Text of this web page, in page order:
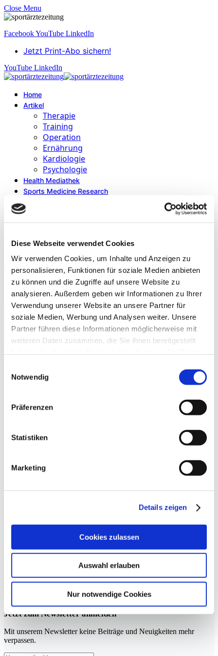
Diese Webseite verwendet Cookies
Wir verwenden Cookies, um Inhalte und Anzeigen zu
personalisieren, Funktionen für soziale Medien anbieten
zu können und die Zugriffe auf unsere Website zu
analysieren. Außerdem geben wir Informationen zu Ihrer
Verwendung unserer Website an unsere Partner für
soziale Medien, Werbung und Analysen weiter. Unsere
Partner führen diese Informationen möglicherweise mit
weiteren Daten zusammen, die Sie ihnen bereitgestellt
Notwendig
Präferenzen
Statistiken
Marketing
Details zeigen
Cookies zulassen
Auswahl erlauben
Nur notwendige Cookies
Close Menu
FacebookYouTube LinkedIn
Jetzt Print-Abo sichern!
YouTube LinkedIn
Home
Artikel
Therapie
Training
Operation
Ernährung
Kardiologie
Psychologie
Health Mediathek
Sports Medicine Research
Education
Prophylaxis
sportlerzeitung
Startseite» Archive für site_admin
Beiträge
Rubriken
Training
Kardiologie
Jetzt zum Newsletter anmelden
Mit unserem Newsletter keine Beiträge und Neuigkeiten mehr
verpassen.